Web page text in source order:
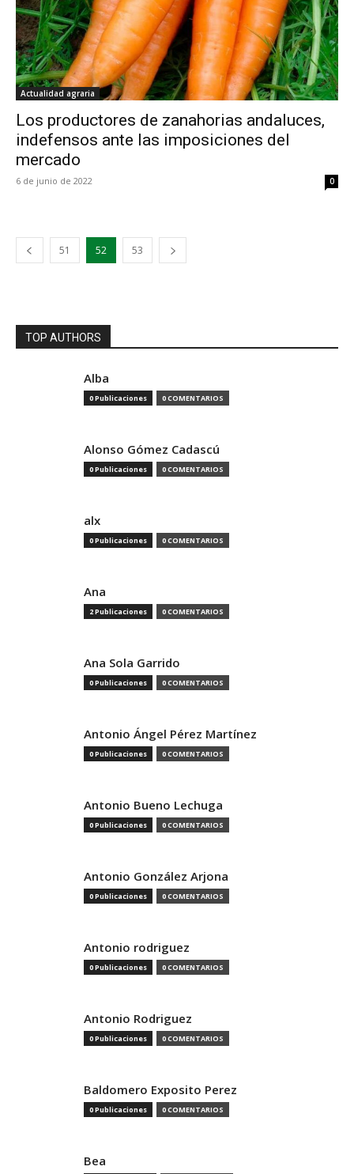
Actualidad agraria
Los productores de zanahorias andaluces,
indefensos ante las imposiciones del
mercado
6 de junio de 2022 0
51 52 53
TOP AUTHORS
Alba
0 Publicaciones 0 COMENTARIOS
Alonso Gómez Cadascú
0 Publicaciones 0 COMENTARIOS
alx
0 Publicaciones 0 COMENTARIOS
Ana
2 Publicaciones 0 COMENTARIOS
Ana Sola Garrido
0 Publicaciones 0 COMENTARIOS
Antonio Ángel Pérez Martínez
0 Publicaciones 0 COMENTARIOS
Antonio Bueno Lechuga
0 Publicaciones 0 COMENTARIOS
Antonio González Arjona
0 Publicaciones 0 COMENTARIOS
Antonio rodriguez
0 Publicaciones 0 COMENTARIOS
Antonio Rodriguez
0 Publicaciones 0 COMENTARIOS
Baldomero Exposito Perez
0 Publicaciones 0 COMENTARIOS
Bea